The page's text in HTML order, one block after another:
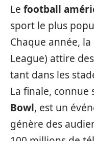
Le football
sport le plus
Chaque année, la
League) attire
tant dans les
La finale, connue
Bowl, est un
génère des